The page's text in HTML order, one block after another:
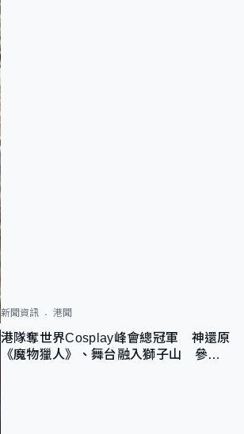
新聞資訊 港聞
港隊奪世界Cosplay峰會總冠軍 神還原
《魔物獵人》、舞台融入獅子山 參賽